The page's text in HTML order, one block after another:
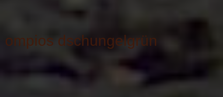
ompios dschungelgrün